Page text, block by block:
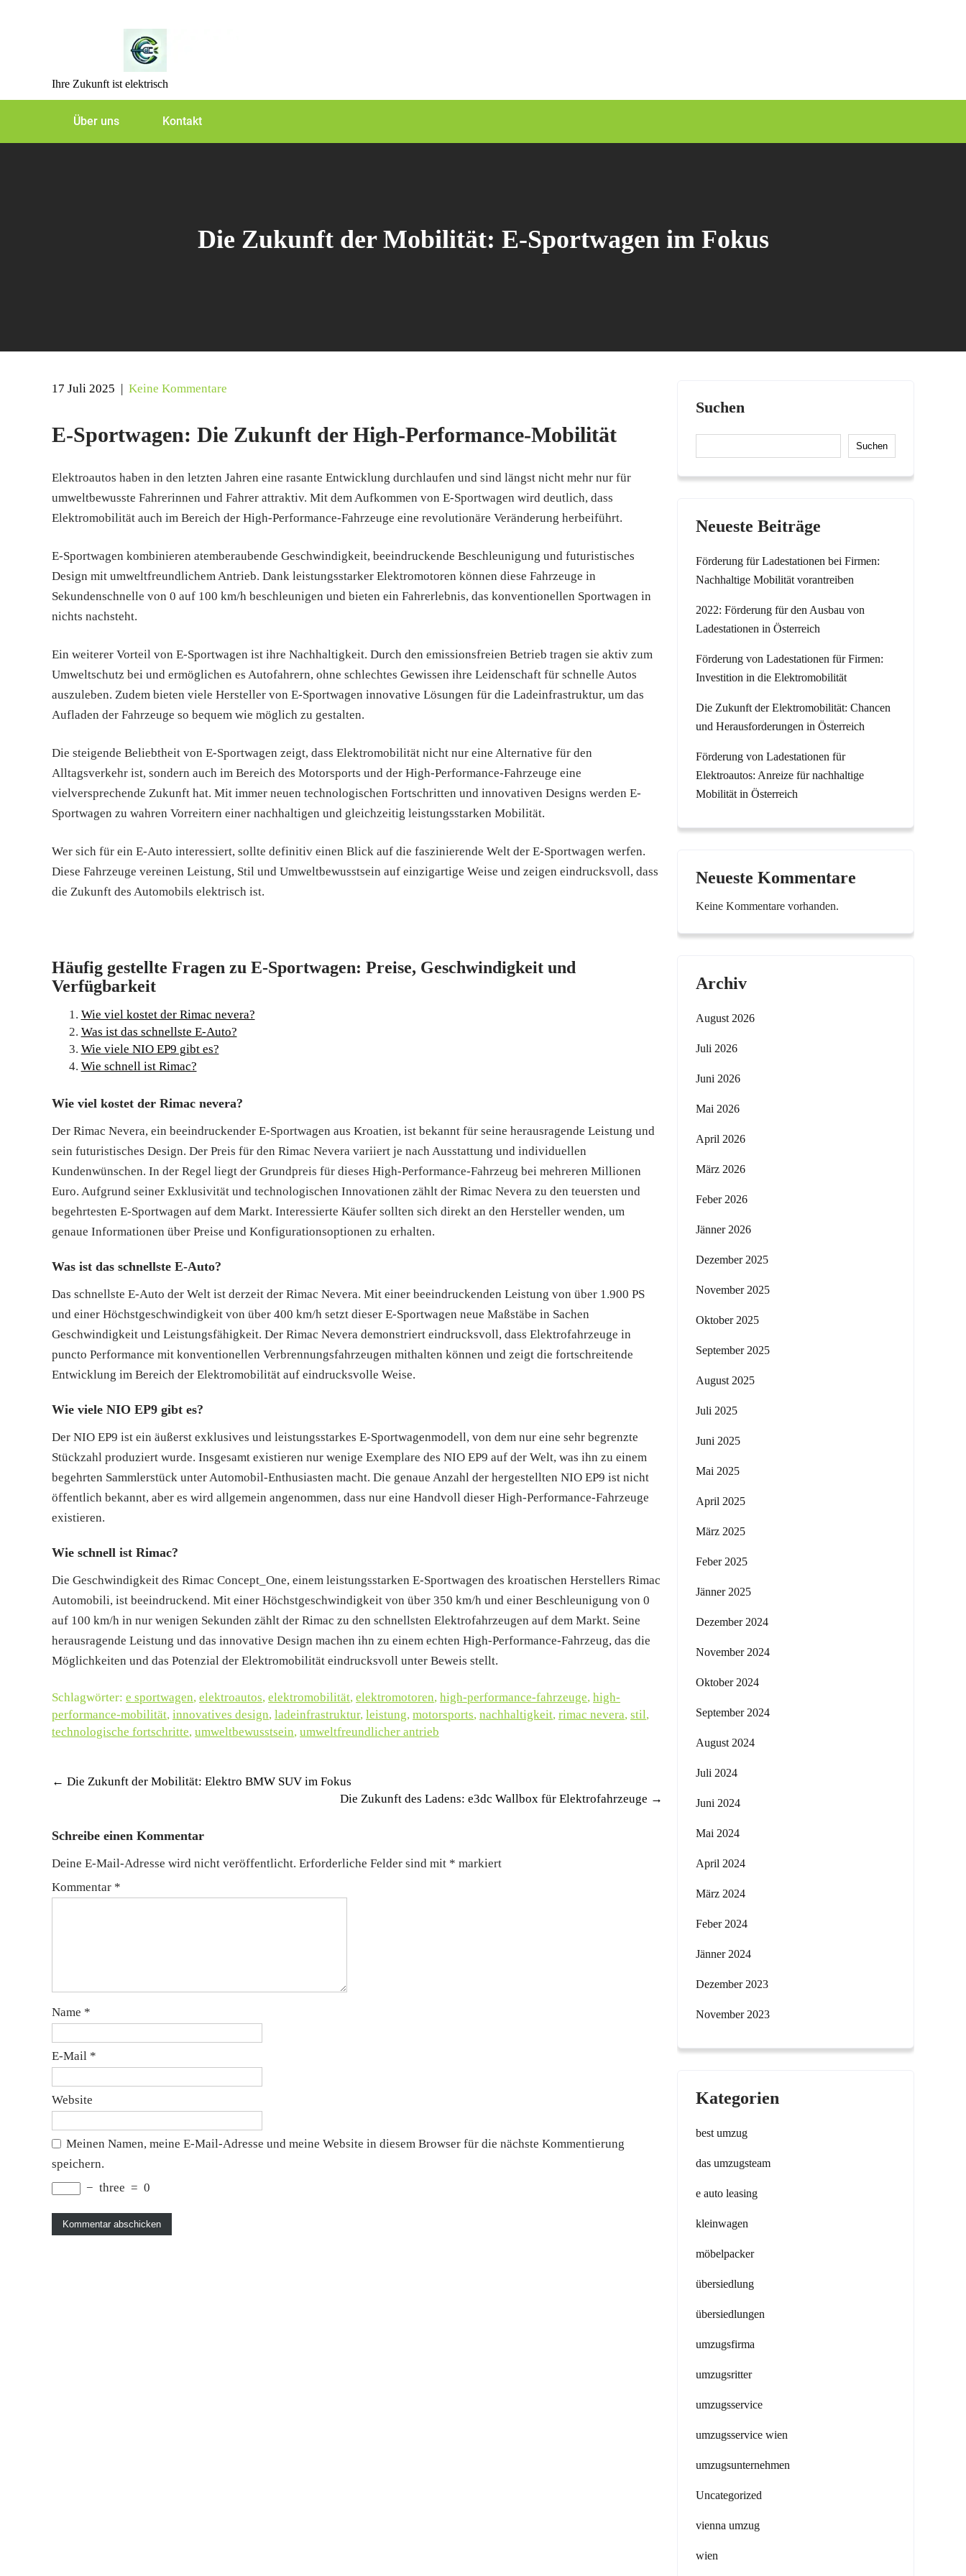
Ihre Zukunft ist elektrisch
Über uns Kontakt
Die Zukunft der Mobilität: E-Sportwagen im Fokus
17 Juli 2025 | Keine Kommentare
E-Sportwagen: Die Zukunft der High-Performance-Mobilität
Elektroautos haben in den letzten Jahren eine rasante Entwicklung durchlaufen und sind längst nicht mehr nur für
umweltbewusste Fahrerinnen und Fahrer attraktiv. Mit dem Aufkommen von E-Sportwagen wird deutlich, dass
Elektromobilität auch im Bereich der High-Performance-Fahrzeuge eine revolutionäre Veränderung herbeiführt.
E-Sportwagen kombinieren atemberaubende Geschwindigkeit, beeindruckende Beschleunigung und futuristisches
Design mit umweltfreundlichem Antrieb. Dank leistungsstarker Elektromotoren können diese Fahrzeuge in
Sekundenschnelle von 0 auf 100 km/h beschleunigen und bieten ein Fahrerlebnis, das konventionellen Sportwagen in
nichts nachsteht.
Ein weiterer Vorteil von E-Sportwagen ist ihre Nachhaltigkeit. Durch den emissionsfreien Betrieb tragen sie aktiv zum
Umweltschutz bei und ermöglichen es Autofahrern, ohne schlechtes Gewissen ihre Leidenschaft für schnelle Autos
auszuleben. Zudem bieten viele Hersteller von E-Sportwagen innovative Lösungen für die Ladeinfrastruktur, um das
Aufladen der Fahrzeuge so bequem wie möglich zu gestalten.
Die steigende Beliebtheit von E-Sportwagen zeigt, dass Elektromobilität nicht nur eine Alternative für den
Alltagsverkehr ist, sondern auch im Bereich des Motorsports und der High-Performance-Fahrzeuge eine
vielversprechende Zukunft hat. Mit immer neuen technologischen Fortschritten und innovativen Designs werden E-
Sportwagen zu wahren Vorreitern einer nachhaltigen und gleichzeitig leistungsstarken Mobilität.
Wer sich für ein E-Auto interessiert, sollte definitiv einen Blick auf die faszinierende Welt der E-Sportwagen werfen.
Diese Fahrzeuge vereinen Leistung, Stil und Umweltbewusstsein auf einzigartige Weise und zeigen eindrucksvoll, dass
die Zukunft des Automobils elektrisch ist.
Häufig gestellte Fragen zu E-Sportwagen: Preise, Geschwindigkeit und
Verfügbarkeit
Wie viel kostet der Rimac nevera?
Was ist das schnellste E-Auto?
Wie viele NIO EP9 gibt es?
Wie schnell ist Rimac?
Wie viel kostet der Rimac nevera?
Der Rimac Nevera, ein beeindruckender E-Sportwagen aus Kroatien, ist bekannt für seine herausragende Leistung und
sein futuristisches Design. Der Preis für den Rimac Nevera variiert je nach Ausstattung und individuellen
Kundenwünschen. In der Regel liegt der Grundpreis für dieses High-Performance-Fahrzeug bei mehreren Millionen
Euro. Aufgrund seiner Exklusivität und technologischen Innovationen zählt der Rimac Nevera zu den teuersten und
begehrtesten E-Sportwagen auf dem Markt. Interessierte Käufer sollten sich direkt an den Hersteller wenden, um
genaue Informationen über Preise und Konfigurationsoptionen zu erhalten.
Was ist das schnellste E-Auto?
Das schnellste E-Auto der Welt ist derzeit der Rimac Nevera. Mit einer beeindruckenden Leistung von über 1.900 PS
und einer Höchstgeschwindigkeit von über 400 km/h setzt dieser E-Sportwagen neue Maßstäbe in Sachen
Geschwindigkeit und Leistungsfähigkeit. Der Rimac Nevera demonstriert eindrucksvoll, dass Elektrofahrzeuge in
puncto Performance mit konventionellen Verbrennungsfahrzeugen mithalten können und zeigt die fortschreitende
Entwicklung im Bereich der Elektromobilität auf eindrucksvolle Weise.
Wie viele NIO EP9 gibt es?
Der NIO EP9 ist ein äußerst exklusives und leistungsstarkes E-Sportwagenmodell, von dem nur eine sehr begrenzte
Stückzahl produziert wurde. Insgesamt existieren nur wenige Exemplare des NIO EP9 auf der Welt, was ihn zu einem
begehrten Sammlerstück unter Automobil-Enthusiasten macht. Die genaue Anzahl der hergestellten NIO EP9 ist nicht
öffentlich bekannt, aber es wird allgemein angenommen, dass nur eine Handvoll dieser High-Performance-Fahrzeuge
existieren.
Wie schnell ist Rimac?
Die Geschwindigkeit des Rimac Concept_One, einem leistungsstarken E-Sportwagen des kroatischen Herstellers Rimac
Automobili, ist beeindruckend. Mit einer Höchstgeschwindigkeit von über 350 km/h und einer Beschleunigung von 0
auf 100 km/h in nur wenigen Sekunden zählt der Rimac zu den schnellsten Elektrofahrzeugen auf dem Markt. Seine
herausragende Leistung und das innovative Design machen ihn zu einem echten High-Performance-Fahrzeug, das die
Möglichkeiten und das Potenzial der Elektromobilität eindrucksvoll unter Beweis stellt.
Schlagwörter: e sportwagen, elektroautos, elektromobilität, elektromotoren, high-performance-fahrzeuge, high-
performance-mobilität, innovatives design, ladeinfrastruktur, leistung, motorsports, nachhaltigkeit, rimac nevera, stil,
technologische fortschritte, umweltbewusstsein, umweltfreundlicher antrieb
Post
← Die Zukunft der Mobilität: Elektro BMW SUV im Fokus
Die Zukunft des Ladens: e3dc Wallbox für Elektrofahrzeuge →
Schreibe einen Kommentar
Deine E-Mail-Adresse wird nicht veröffentlicht. Erforderliche Felder sind mit * markiert
Kommentar *
Name *
E-Mail *
Website
Meinen Namen, meine E-Mail-Adresse und meine Website in diesem Browser für die nächste Kommentierung
speichern.
− three = 0
Suchen
Suchen
Neueste Beiträge
Förderung für Ladestationen bei Firmen:
Nachhaltige Mobilität vorantreiben
2022: Förderung für den Ausbau von
Ladestationen in Österreich
Förderung von Ladestationen für Firmen:
Investition in die Elektromobilität
Die Zukunft der Elektromobilität: Chancen
und Herausforderungen in Österreich
Förderung von Ladestationen für
Elektroautos: Anreize für nachhaltige
Mobilität in Österreich
Neueste Kommentare
Keine Kommentare vorhanden.
Archiv
August 2026
Juli 2026
Juni 2026
Mai 2026
April 2026
März 2026
Feber 2026
Jänner 2026
Dezember 2025
November 2025
Oktober 2025
September 2025
August 2025
Juli 2025
Juni 2025
Mai 2025
April 2025
März 2025
Feber 2025
Jänner 2025
Dezember 2024
November 2024
Oktober 2024
September 2024
August 2024
Juli 2024
Juni 2024
Mai 2024
April 2024
März 2024
Feber 2024
Jänner 2024
Dezember 2023
November 2023
Kategorien
best umzug
das umzugsteam
e auto leasing
kleinwagen
möbelpacker
übersiedlung
übersiedlungen
umzugsfirma
umzugsritter
umzugsservice
umzugsservice wien
umzugsunternehmen
Uncategorized
vienna umzug
wien